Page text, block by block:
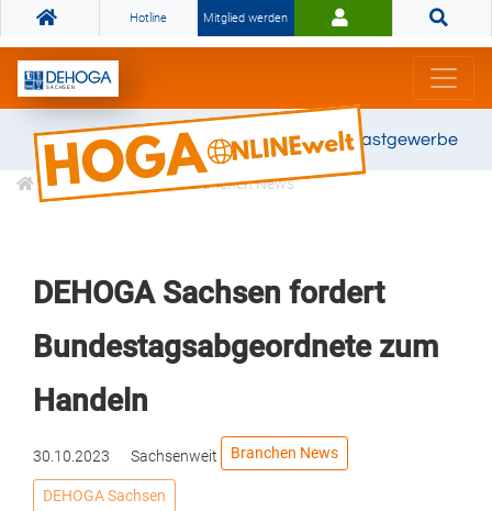
Hotline Mitglied werden
Gemeinsam stark für das Gastgewerbe
Informationen Branchen News
DEHOGA Sachsen fordert
Bundestagsabgeordnete zum
Handeln
30.10.2023 Sachsenweit Branchen News
DEHOGA Sachsen